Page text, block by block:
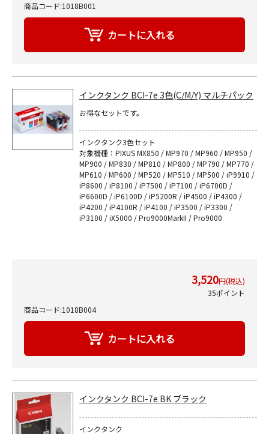
商品コード:1018B001
インクタンク BCI-7e 3色(C/M/Y) マルチパック
お得なセットです。
インクタンク3色セット
対象機種：PIXUS MX850 / MP970 / MP960 / MP950 /
MP900 / MP830 / MP810 / MP800 / MP790 / MP770 /
MP610 / MP600 / MP520 / MP510 / MP500 / iP9910 /
iP8600 / iP8100 / iP7500 / iP7100 / iP6700D /
iP6600D / iP6100D / iP5200R / iP4500 / iP4300 /
iP4200 / iP4100R / iP4100 / iP3500 / iP3300 /
iP3100 / iX5000 / Pro9000MarkII / Pro9000
3,520円(税込)
35ポイント
商品コード:1018B004
インクタンク BCI-7e BK ブラック
インクタンク